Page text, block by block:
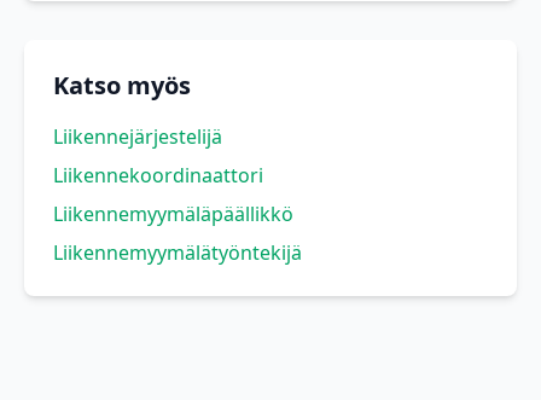
Katso myös
Liikennejärjestelijä
Liikennekoordinaattori
Liikennemyymäläpäällikkö
Liikennemyymälätyöntekijä